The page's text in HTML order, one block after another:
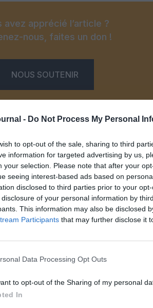
- Do Not Process My Personal
to opt-out of the sale, sharing to third
information for targeted advertising by us,
your selection. Please note that after your
seeing interest-based ads based on
disclosed to third parties prior to your
of your personal information by
This information may also be disclosed
Participants that may further disclose it
Data Processing Opt Outs
to opt-out of the Sharing of my personal
In
avez apprécié l’article ?
nous, faites un don !
NOUS SOUTENIR
FacebookTwitterPinterest
Aucun commentaire !
UN COMMENTAIRE